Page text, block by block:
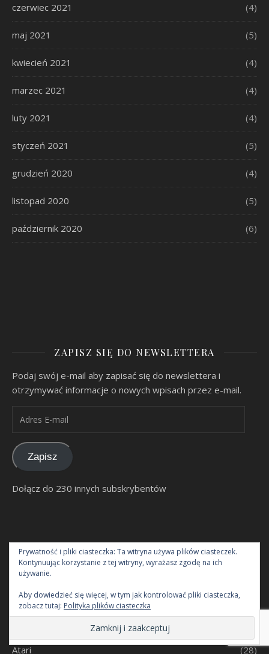
czerwiec 2021 (4)
maj 2021 (5)
kwiecień 2021 (4)
marzec 2021 (4)
luty 2021 (4)
styczeń 2021 (5)
grudzień 2020 (4)
listopad 2020 (5)
październik 2020 (6)
ZAPISZ SIĘ DO NEWSLETTERA
Podaj swój e-mail aby zapisać się do newslettera i
otrzymywać informacje o nowych wpisach przez e-mail.
Zapisz
Dołącz do 230 innych subskrybentów
Atari (28)
Prywatność i pliki ciasteczka: Ta witryna używa plików ciasteczek.
Kontynuując korzystanie z tej witryny, wyrażasz zgodę na ich
używanie.
Aby dowiedzieć się więcej, w tym jak kontrolować pliki ciasteczka,
zobacz tutaj: Polityka plików ciasteczka